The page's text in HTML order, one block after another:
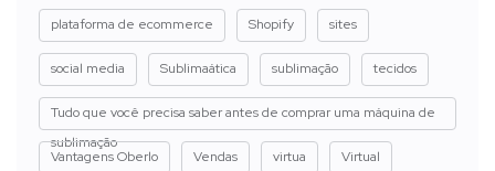
plataforma de ecommerce Shopify sites
social media Sublimaática sublimação tecidos
Tudo que você precisa saber antes de comprar uma máquina de
sublimação
Vantagens Oberlo
Vendas virtua Virtual